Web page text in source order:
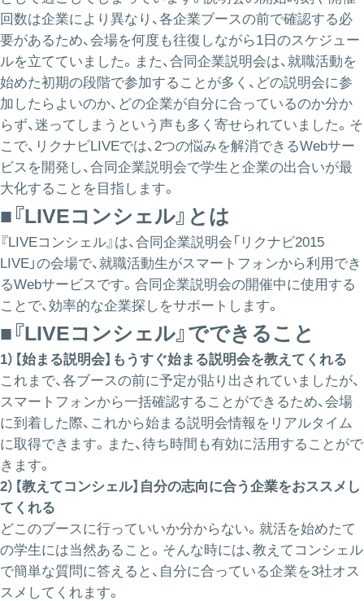
回数は企業により異なり、各企業ブースの前で確認する必
要があるため、会場を何度も往復しながら1日のスケジュー
ルを立てていました。また、合同企業説明会は、就職活動を
始めた初期の段階で参加することが多く、どの説明会に参
加したらよいのか、どの企業が自分に合っているのか分か
らず、迷ってしまうという声も多く寄せられていました。そ
こで、リクナビLIVEでは、2つの悩みを解消できるWebサー
ビスを開発し、合同企業説明会で学生と企業の出合いが最
大化することを目指します。
■『LIVEコンシェル』とは
『LIVEコンシェル』は、合同企業説明会「リクナビ2015
LIVE」の会場で、就職活動生がスマートフォンから利用でき
るWebサービスです。合同企業説明会の開催中に使用する
ことで、効率的な企業探しをサポートします。
■『LIVEコンシェル』でできること
1）【始まる説明会】もうすぐ始まる説明会を教えてくれる
これまで、各ブースの前に予定が貼り出されていましたが、
スマートフォンから一括確認することができるため、会場
に到着した際、これから始まる説明会情報をリアルタイム
に取得できます。また、待ち時間も有効に活用することがで
きます。
2）【教えてコンシェル】自分の志向に合う企業をおススメし
てくれる
どこのブースに行っていいか分からない。就活を始めたて
の学生には当然あること。そんな時には、教えてコンシェル
で簡単な質問に答えると、自分に合っている企業を3社オス
スメしてくれます。